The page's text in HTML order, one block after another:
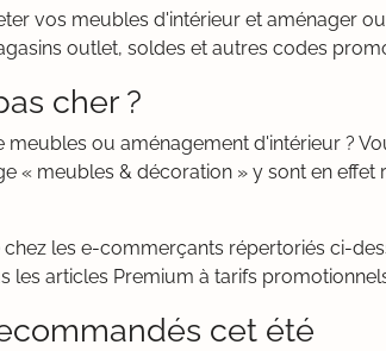
vos meubles d'intérieur et aménager
outlet, soldes et autres codes
cher ?
meubles ou aménagement d'intérieur ?
« meubles & décoration » y sont en effet
les e-commerçants répertoriés ci-
les articles Premium à tarifs
cet été